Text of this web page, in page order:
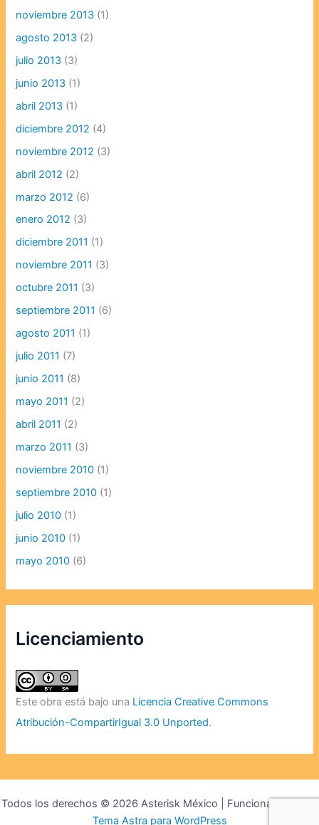
noviembre 2013 (1)
agosto 2013 (2)
julio 2013 (3)
junio 2013 (1)
abril 2013 (1)
diciembre 2012 (4)
noviembre 2012 (3)
abril 2012 (2)
marzo 2012 (6)
enero 2012 (3)
diciembre 2011 (1)
noviembre 2011 (3)
octubre 2011 (3)
septiembre 2011 (6)
agosto 2011 (1)
julio 2011 (7)
junio 2011 (8)
mayo 2011 (2)
abril 2011 (2)
marzo 2011 (3)
noviembre 2010 (1)
septiembre 2010 (1)
julio 2010 (1)
junio 2010 (1)
mayo 2010 (6)
Licenciamiento
Este obra está bajo una Licencia Creative Commons
Atribución-CompartirIgual 3.0 Unported.
Todos los derechos © 2026 Asterisk México | Funciona gracias a
Tema Astra para WordPress